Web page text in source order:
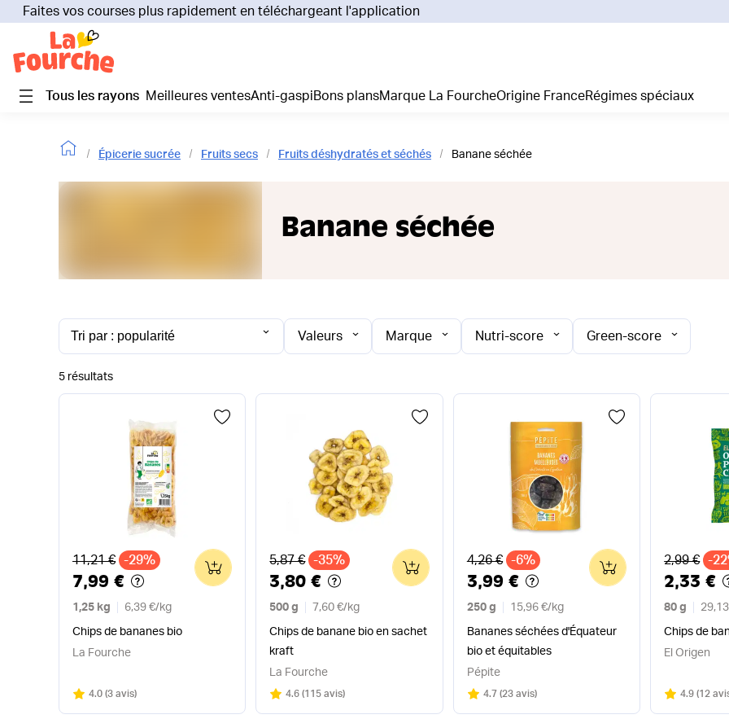
Faites vos courses plus rapidement en téléchargeant l'application
Tous les rayons Meilleures ventes Anti-gaspi Bons plans Marque La Fourche Origine France Régimes spéciaux
Épicerie sucrée Fruits secs Fruits déshydratés et séchés Banane séchée
Banane séchée
Valeurs Marque Nutri-score Green-score
5 résultats
Ancien prix
11,21 € -29%
7,99 €
1,25 kg 6,39 €/kg
Chips de bananes bio
0
La Fourche
Note
4.0 sur 5
(3 avis)
Ancien prix
5,87 € -35%
3,80 €
500 g 7,60 €/kg
Chips de banane bio en sachet
kraft
0
La Fourche
Note
4.6sur 5
(115 avis)
Ancien prix
4,26 € -6%
3,99 €
250 g 15,96 €/kg
Bananes séchées d'Équateur
bio et équitables
0
Pépite
Note
4.7 sur 5
(23 avis)
Ancien
2,99 € -
2,33 €
80 g
Chips de
El Origen
Note
4.9sur 5
(12